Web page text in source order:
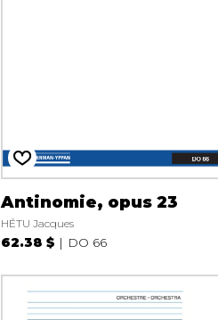
Antinomie, opus 23
HÉTU Jacques
62.38 $ DO 66